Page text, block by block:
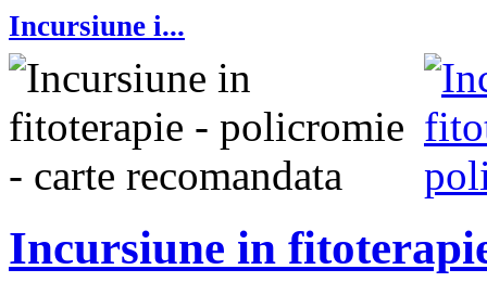
Incursiune i...
Incursiune in